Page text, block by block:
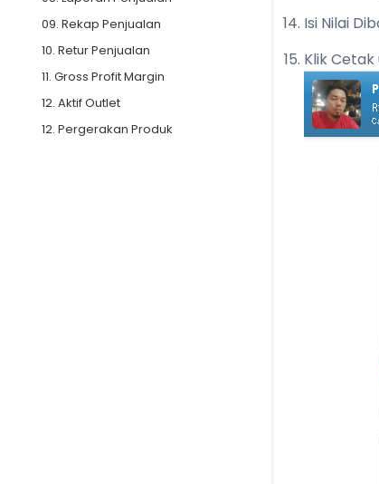
09. Rekap Penjualan
10. Retur Penjualan
11. Gross Profit Margin
12. Aktif Outlet
12. Pergerakan Produk
Isi Nilai
Klik